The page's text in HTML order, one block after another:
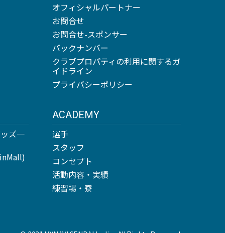
ズ一
ACADEMY
選手
スタッフ
コンセプト
活動内容・実績
練習場・寮
オフィシャルパートナー
お問合せ
お問合せ-スポンサー
バックナンバー
クラブプロパティの利用に関するガ
イドライン
プライバシーポリシー